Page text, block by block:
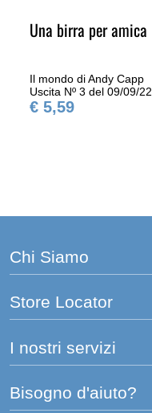
Una birra per amica
Il mondo di Andy Capp
Uscita Nº 3 del 09/09/22
€ 5,59
Chi Siamo
Store Locator
I nostri servizi
Bisogno d'aiuto?